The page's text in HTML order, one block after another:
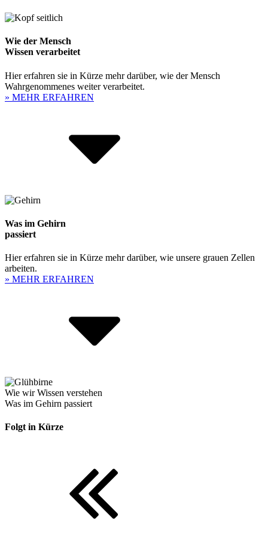
Wie der Mensch
Wissen verarbeitet
Hier erfahren sie in Kürze mehr darüber, wie der Mensch
Wahrgenommenes weiter verarbeitet.
» MEHR ERFAHREN
Was im Gehirn
passiert
Hier erfahren sie in Kürze mehr darüber, wie unsere grauen Zellen
arbeiten.
» MEHR ERFAHREN
Wie wir Wissen verstehen
Was im Gehirn passiert
Folgt in Kürze